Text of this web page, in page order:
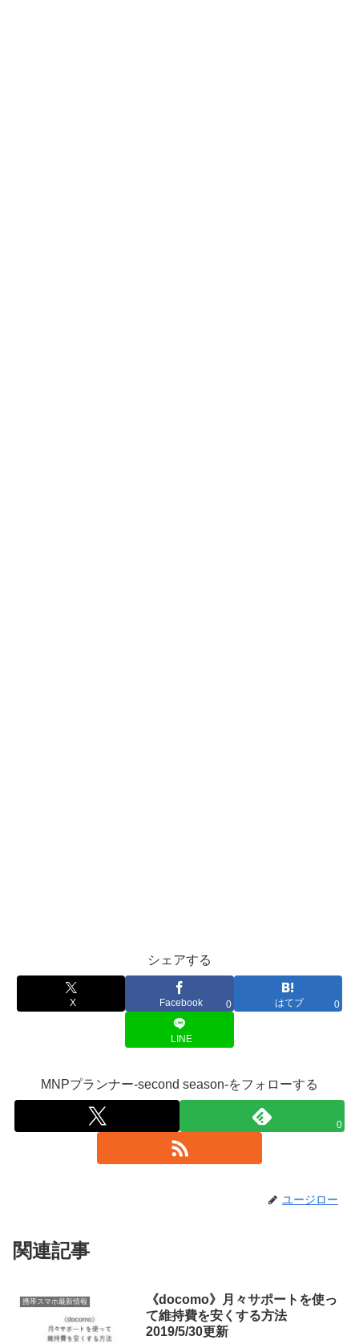
シェアする
X Facebook 0 はてブ 0
LINE
MNPプランナー-second season-をフォローする
0
ユージロー
関連記事
携帯スマホ最新情報
《docomo》月々サポートを使っ
て維持費を安くする方法
2019/5/30更新